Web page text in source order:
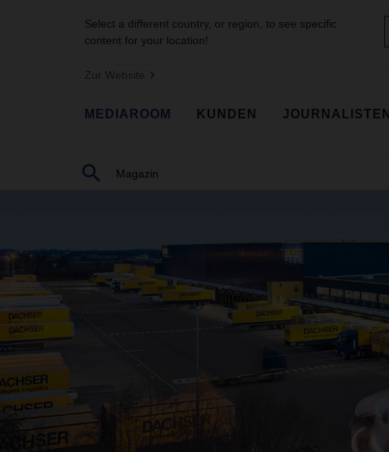
Select a different country, or region, to see specific
content for your location!
Zur Website
MEDIAROOM KUNDEN JOURNALISTEN